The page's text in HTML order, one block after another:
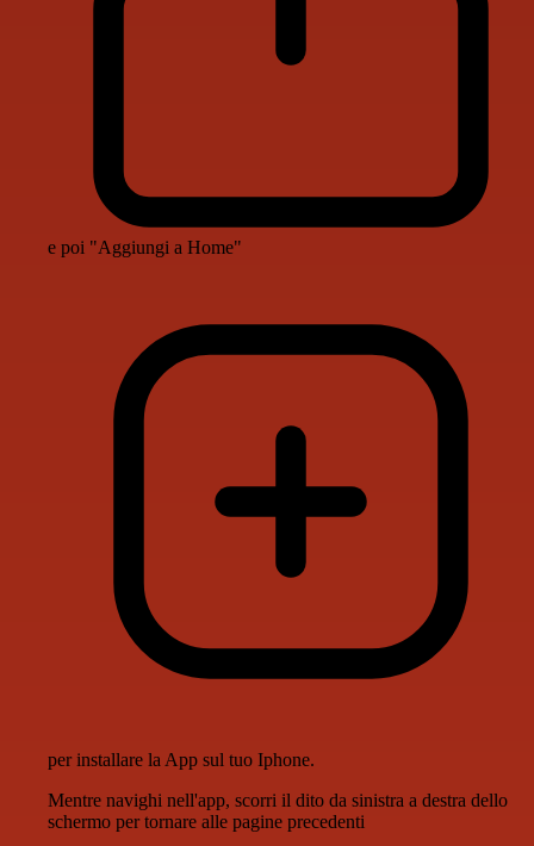
e poi "Aggiungi a Home"
per installare la App sul tuo Iphone.
Mentre navighi nell'app, scorri il dito da sinistra a destra dello
schermo per tornare alle pagine precedenti